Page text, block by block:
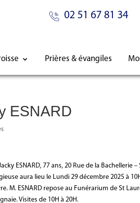
02 51 67 81 34
Prières & évangiles
ESNARD
ESNARD, 77 ans, 20 Rue de la Bachellerie
aura lieu le Lundi 29 décembre 2025 à
M. ESNARD repose au Funérarium de St
Visites de 10H à 20H.